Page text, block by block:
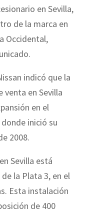
en Sevilla,
de la marca en
Occidental,
indicó que la
venta en Sevilla
en el
inició su
2008.
Sevilla está
la Plata 3, en el
Esta instalación
de 400